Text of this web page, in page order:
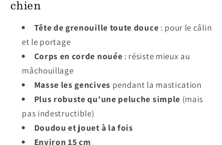
chien
Tête de grenouille toute douce : pour le câlin
et le portage
Corps en corde nouée : résiste mieux au
mâchouillage
Masse les gencives pendant la mastication
Plus robuste qu'une peluche simple (mais
pas indestructible)
Doudou et jouet à la fois
Environ 15 cm